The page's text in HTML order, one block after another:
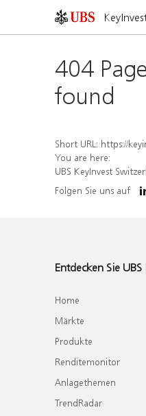
404
found
Short URL: https://keyinvest-
You are here:
UBS KeyInvest
Folgen Sie uns auf
Entdecken Sie UBS
Home
Märkte
Produkte
Renditemonitor
Anlagethemen
TrendRadar